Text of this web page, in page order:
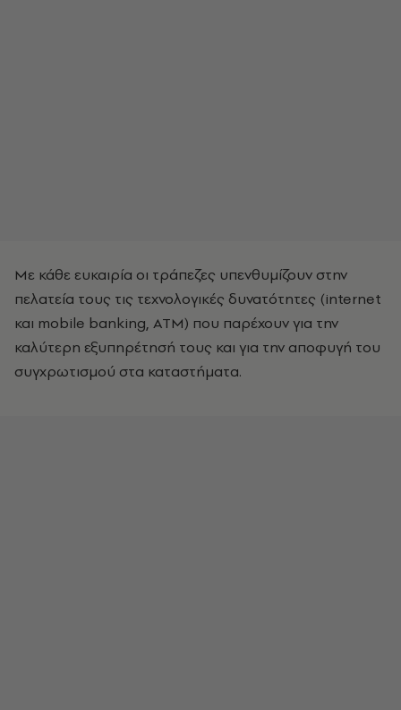
Με κάθε ευκαιρία οι τράπεζες υπενθυμίζουν στην
πελατεία τους τις τεχνολογικές δυνατότητες (internet
και mobile banking, ATM) που παρέχουν για την
καλύτερη εξυπηρέτησή τους και για την αποφυγή του
συγχρωτισμού στα καταστήματα.